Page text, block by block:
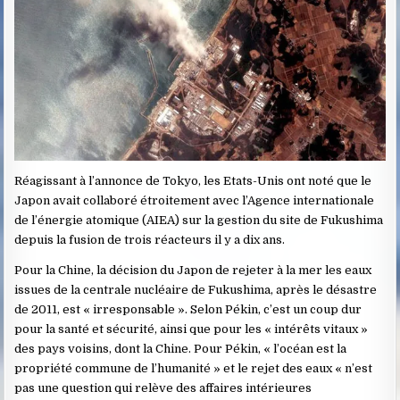
Réagissant à l’annonce de Tokyo, les Etats-Unis ont noté que le
Japon avait collaboré étroitement avec l’Agence internationale
de l’énergie atomique (AIEA) sur la gestion du site de Fukushima
depuis la fusion de trois réacteurs il y a dix ans.
Pour la Chine, la décision du Japon de rejeter à la mer les eaux
issues de la centrale nucléaire de Fukushima, après le désastre
de 2011, est « irresponsable ». Selon Pékin, c’est un coup dur
pour la santé et sécurité, ainsi que pour les « intérêts vitaux »
des pays voisins, dont la Chine. Pour Pékin, « l’océan est la
propriété commune de l’humanité » et le rejet des eaux « n’est
pas une question qui relève des affaires intérieures